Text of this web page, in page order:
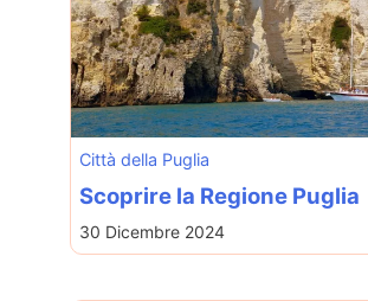
Città della Puglia
Scoprire la Regione Puglia
30 Dicembre 2024